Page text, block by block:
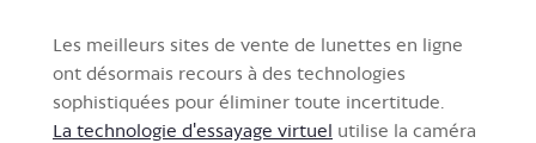
Les meilleurs sites de vente de lunettes en ligne
ont désormais recours à des technologies
sophistiquées pour éliminer toute incertitude.
La technologie d'essayage virtuel utilise la caméra